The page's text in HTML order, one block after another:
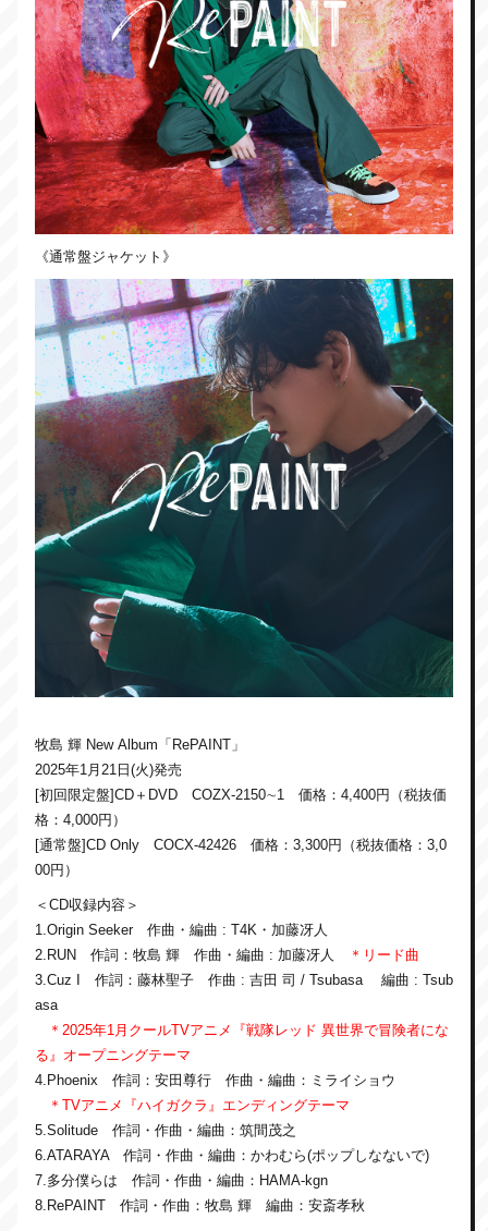
《通常盤ジャケット》​
牧島 輝 New Album「RePAINT」
2025年1月21日(火)発売
[初回限定盤]CD＋DVD COZX-2150∼1 価格：4,400円（税抜価
格：4,000円）
[通常盤]CD Only COCX-42426 価格：3,300円（税抜価格：3,0
00円）
＜CD収録内容＞
1.Origin Seeker 作曲・編曲 : T4K・加藤冴人
2.RUN 作詞：牧島 輝 作曲・編曲 : 加藤冴人
＊リード曲
3.Cuz I 作詞：藤林聖子 作曲 : 吉田 司 / Tsubasa 編曲 : Tsub
asa
＊2025年1月クールTVアニメ『戦隊レッド 異世界で冒険者にな
る』オープニングテーマ
4.Phoenix 作詞：安田尊行 作曲・編曲：ミライショウ
＊TVアニメ『ハイガクラ』エンディングテーマ
5.Solitude 作詞・作曲・編曲：筑間茂之
6.ATARAYA 作詞・作曲・編曲：かわむら(ポップしなないで)
7.多分僕らは 作詞・作曲・編曲：HAMA-kgn
8.RePAINT 作詞・作曲：牧島 輝 編曲：安斎孝秋